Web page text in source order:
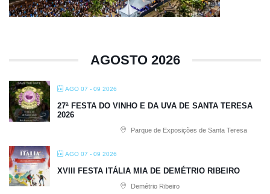
AGOSTO 2026
AGO 07 - 09 2026
27ª FESTA DO VINHO E DA UVA DE SANTA TERESA
2026
Parque de Exposições de Santa Teresa
AGO 07 - 09 2026
XVIII FESTA ITÁLIA MIA DE DEMÉTRIO RIBEIRO
Demétrio Ribeiro